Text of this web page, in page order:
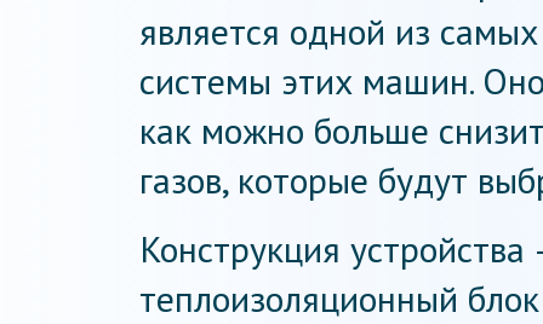
является одной из
системы этих машин.
как можно больше
газов, которые будут
Конструкция устройства
теплоизоляционный